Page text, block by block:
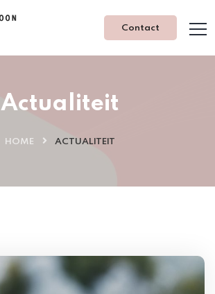
Contact
Actualiteit
HOME ACTUALITEIT